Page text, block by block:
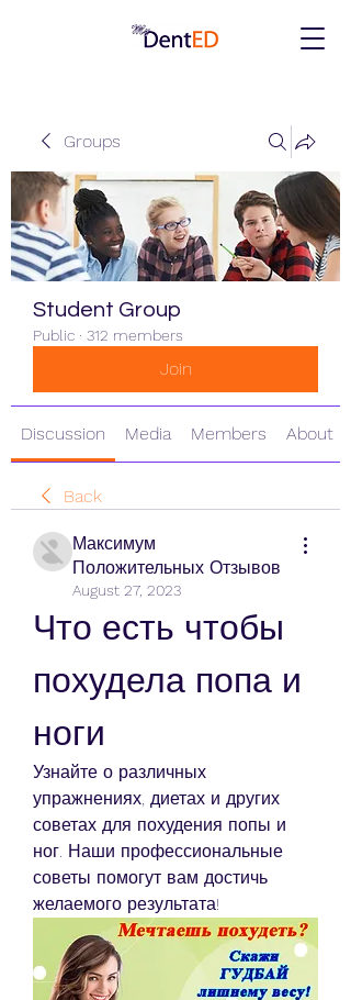
Groups
Student Group
Public · 312 members
Join
Discussion Media Members About
Back
Максимум
Положительных Отзывов
August 27, 2023
Что есть чтобы
похудела попа и
ноги
Узнайте о различных
упражнениях, диетах и других
советах для похудения попы и
ног. Наши профессиональные
советы помогут вам достичь
желаемого результата!